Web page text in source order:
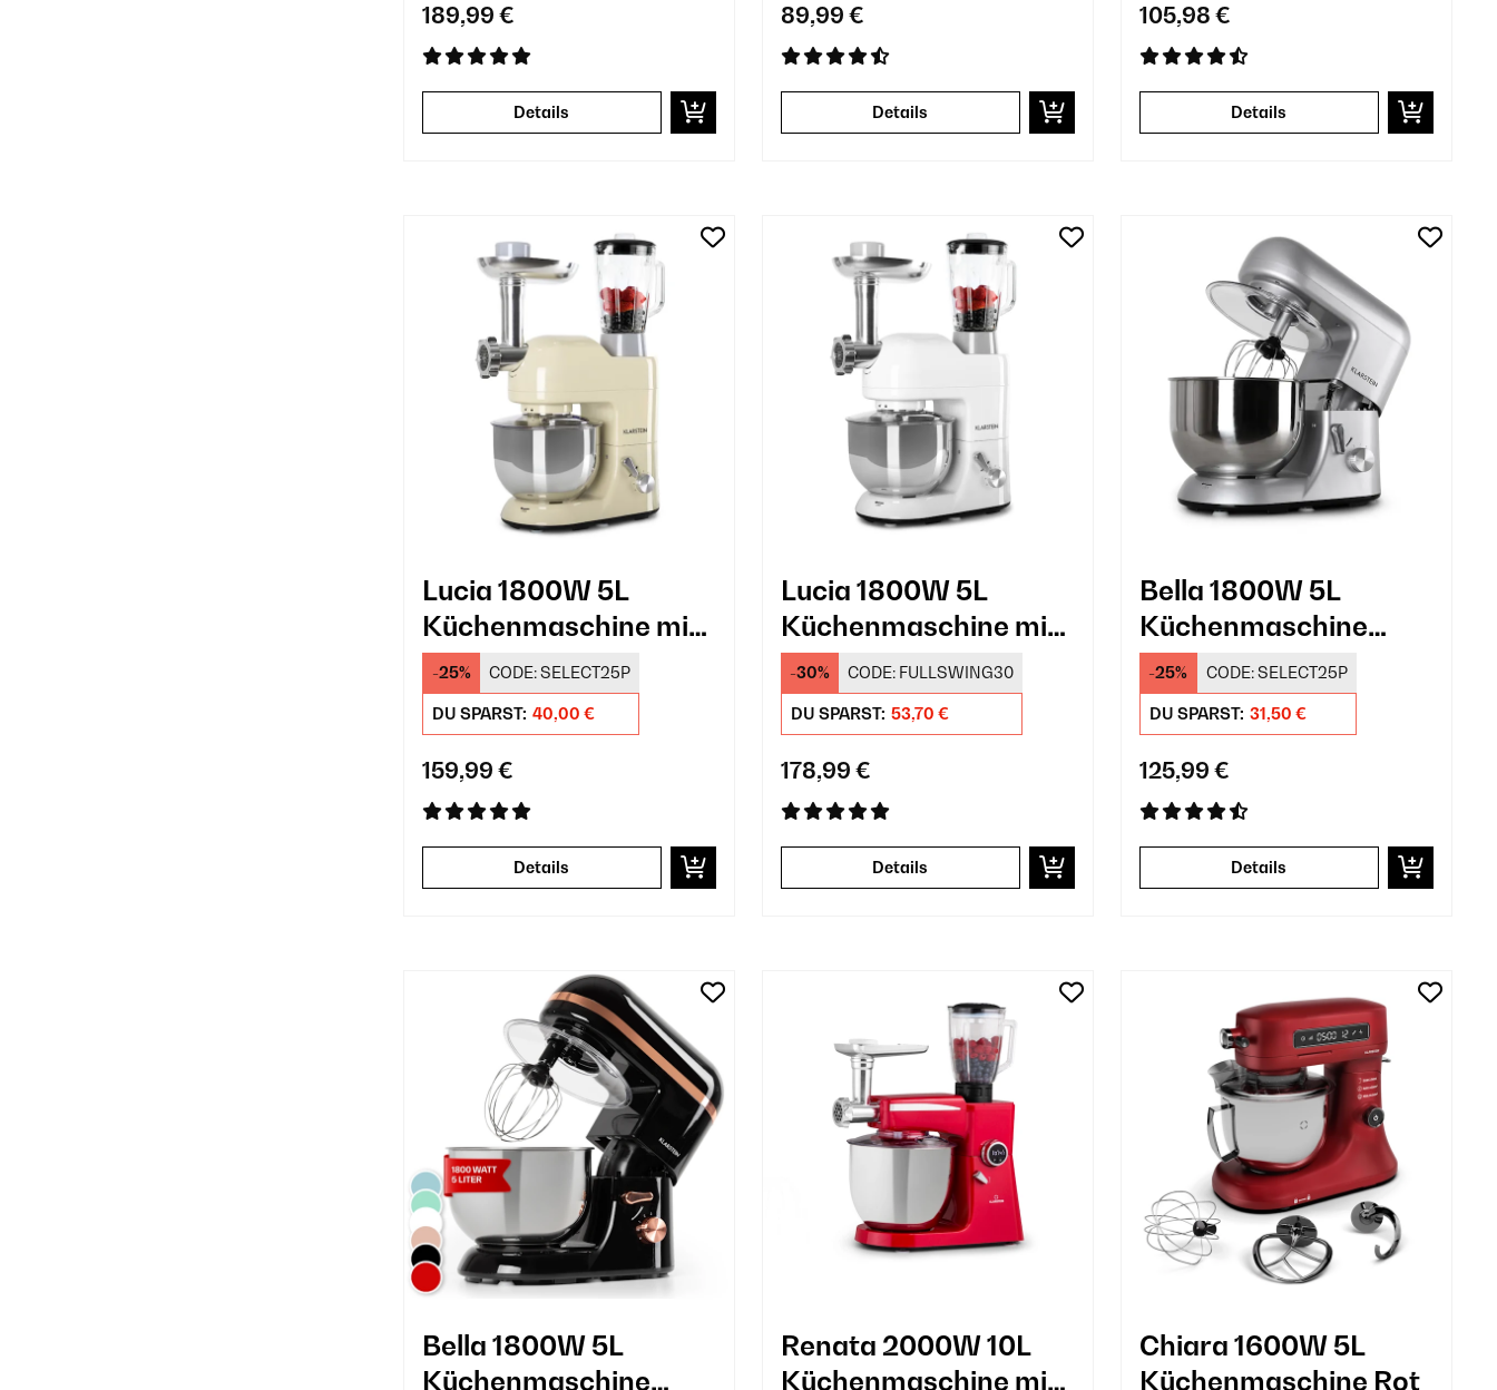
189,99 €
Details
89,99 €
Details
105,98 €
Details
Lucia 1800W 5L
Küchenmaschine mit
Fleischwolf Creme
-25% CODE:SELECT25P
DU SPARST: 40,00 €
159,99 €
Details
Lucia 1800W 5L
Küchenmaschine mit
Fleischwolf Weiß
-30% CODE: FULLSWING30
DU SPARST: 53,70 €
178,99 €
Details
Bella 1800W 5L
Küchenmaschine
Silber
-25% CODE:SELECT25P
DU SPARST: 31,50 €
125,99 €
Details
Bella 1800W 5L
Küchenmaschine
Renata 2000W 10L
Küchenmaschine mit
Chiara 1600W 5L
Küchenmaschine Rot